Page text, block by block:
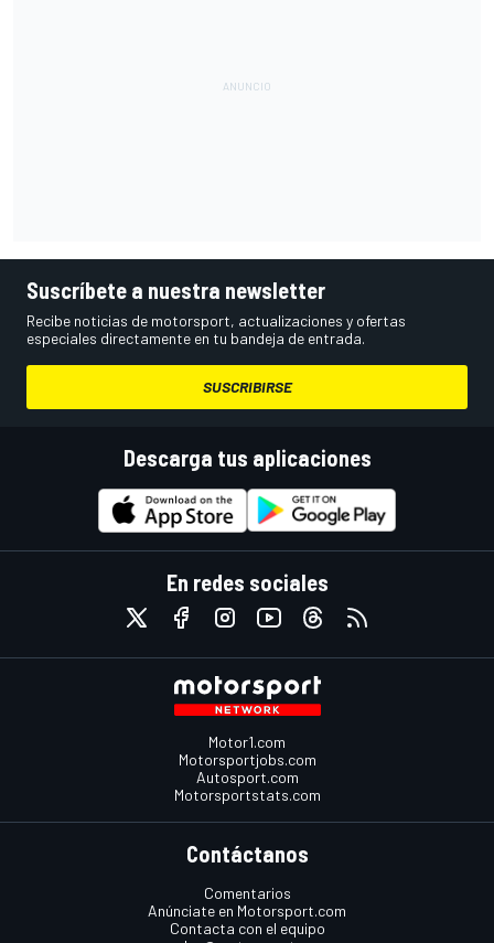
Suscríbete a nuestra newsletter
Recibe noticias de motorsport, actualizaciones y ofertas
especiales directamente en tu bandeja de entrada.
SUSCRIBIRSE
Descarga tus aplicaciones
En redes sociales
Motor1.com
Motorsportjobs.com
Autosport.com
Motorsportstats.com
Contáctanos
Comentarios
Anúnciate en Motorsport.com
Contacta con el equipo